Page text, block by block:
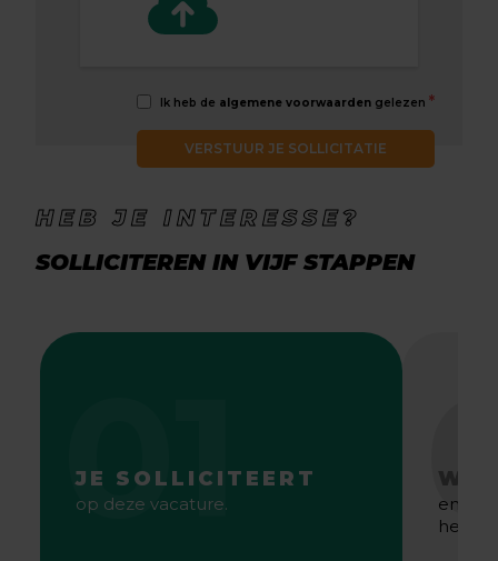
Ik heb de algemene voorwaarden gelezen *
VERSTUUR JE SOLLICITATIE
HEB JE INTERESSE?
SOLLICITEREN IN VIJF STAPPEN
01
JE SOLLICITEERT
op deze vacature.
en
het